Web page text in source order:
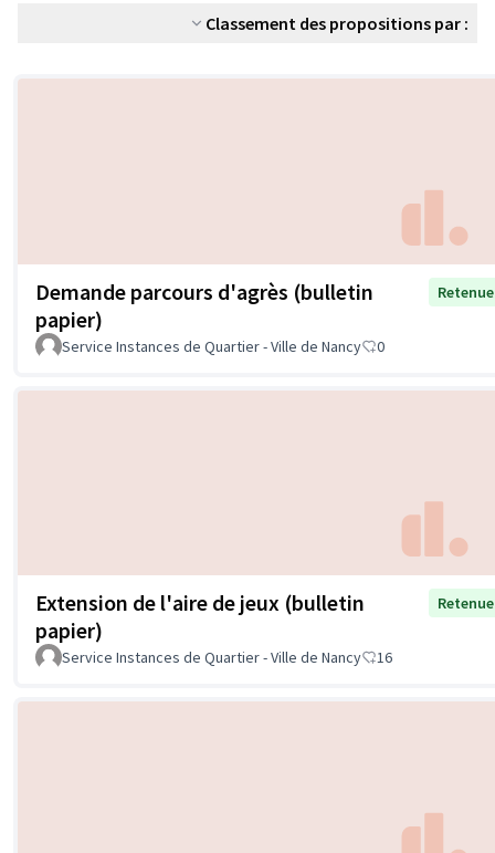
Classement des propositions par :
Demande parcours d'agrès (bulletin
papier)
Retenue
Service Instances de Quartier - Ville de Nancy 0
Extension de l'aire de jeux (bulletin
papier)
Retenue
Service Instances de Quartier - Ville de Nancy 16